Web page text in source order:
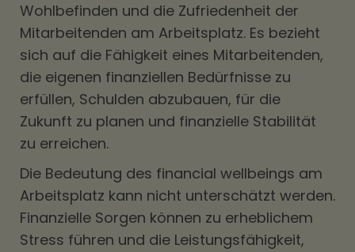
Wohlbefinden und die Zufriedenheit der
Mitarbeitenden am Arbeitsplatz. Es bezieht
sich auf die Fähigkeit eines Mitarbeitenden,
die eigenen finanziellen Bedürfnisse zu
erfüllen, Schulden abzubauen, für die
Zukunft zu planen und finanzielle Stabilität
zu erreichen.
Die Bedeutung des financial wellbeings am
Arbeitsplatz kann nicht unterschätzt werden.
Finanzielle Sorgen können zu erheblichem
Stress führen und die Leistungsfähigkeit,